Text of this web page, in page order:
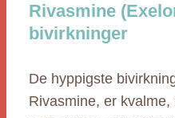
Rivasmine
bivirkninger
De hyppigste
Rivasmine, er